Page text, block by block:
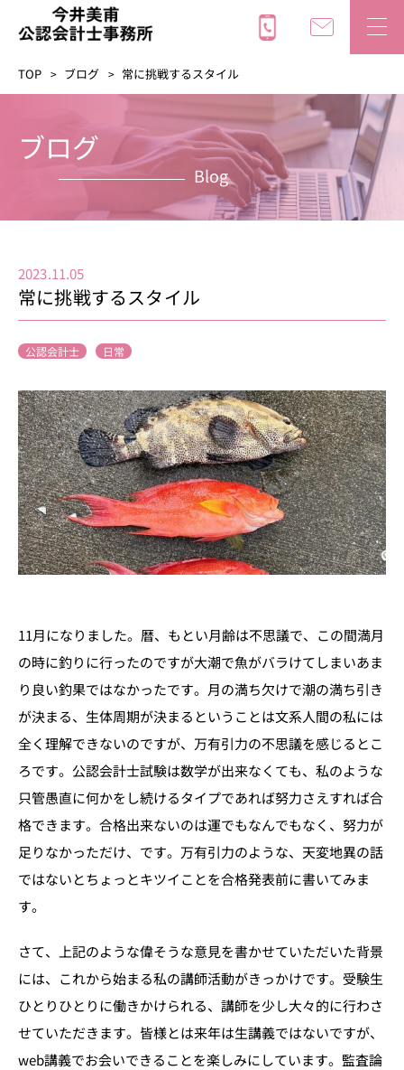
TOP ブログ 常に挑戦するスタイル
ブログ
Blog
2023.11.05
常に挑戦するスタイル
公認会計士 日常
11月になりました。暦、もとい月齢は不思議で、この間満月
の時に釣りに行ったのですが大潮で魚がバラけてしまいあま
り良い釣果ではなかったです。月の満ち欠けで潮の満ち引き
が決まる、生体周期が決まるということは文系人間の私には
全く理解できないのですが、万有引力の不思議を感じるとこ
ろです。公認会計士試験は数学が出来なくても、私のような
只管愚直に何かをし続けるタイプであれば努力さえすれば合
格できます。合格出来ないのは運でもなんでもなく、努力が
足りなかっただけ、です。万有引力のような、天変地異の話
ではないとちょっとキツイことを合格発表前に書いてみま
す。
さて、上記のような偉そうな意見を書かせていただいた背景
には、これから始まる私の講師活動がきっかけです。受験生
ひとりひとりに働きかけられる、講師を少し大々的に行わさ
せていただきます。皆様とは来年は生講義ではないですが、
web講義でお会いできることを楽しみにしています。監査論